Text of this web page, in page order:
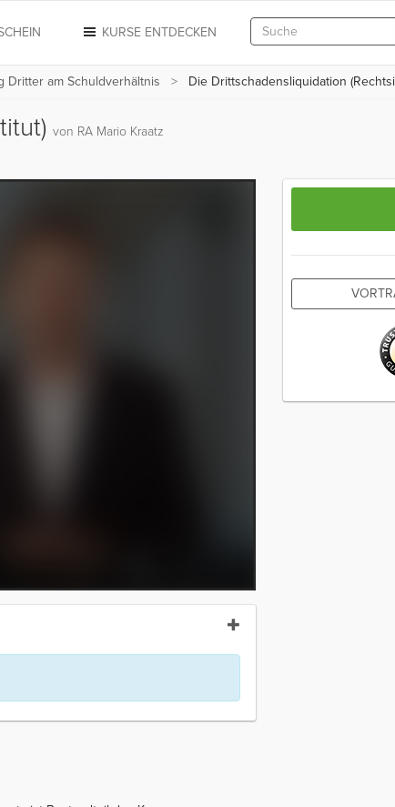
KURSE ENTDECKEN
Dritter am Schuldverhältnis Die Drittschadensliquidation
von RA Mario Kraatz